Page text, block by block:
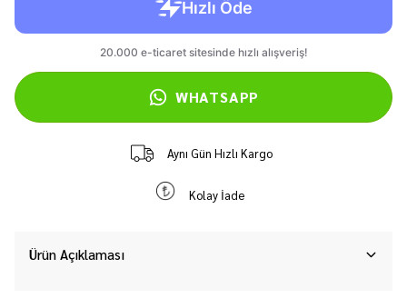
WHATSAPP
Aynı Gün Hızlı Kargo
Kolay İade
Ürün Açıklaması